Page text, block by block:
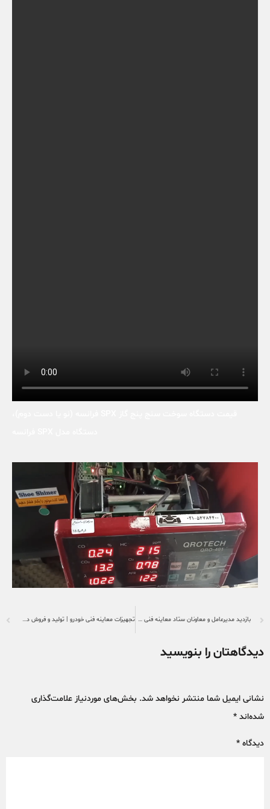
بازدید مدیرعامل و معاونان ستاد معاینه فنی شهرداری تهران از کارخانه پرزان صنعت تجهیزات معاینه فنی خودرو | تولید و فروش دستگاه‌های تست خودرو پرزان صنعت
دیدگاهتان را بنویسید
نشانی ایمیل شما منتشر نخواهد شد. بخش‌های موردنیاز علامت‌گذاری
شده‌اند *
دیدگاه *